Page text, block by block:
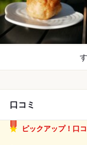
口コミ
ピックアップ！口コ